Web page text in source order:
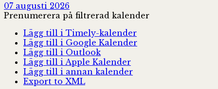
07 augusti 2026
Prenumerera på filtrerad kalender
Lägg till i Timely-kalender
Lägg till i Google Kalender
Lägg till i Outlook
Lägg till i Apple Kalender
Lägg till i annan kalender
Export to XML